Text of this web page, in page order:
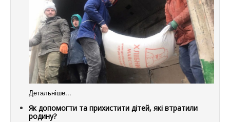
Детальніше...
Як допомогти та прихистити дітей, які втратили
родину?